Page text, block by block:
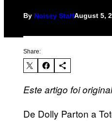
By Noisey StaffAugust 5,
Share:
Este artigo foi
De Dolly Parton a